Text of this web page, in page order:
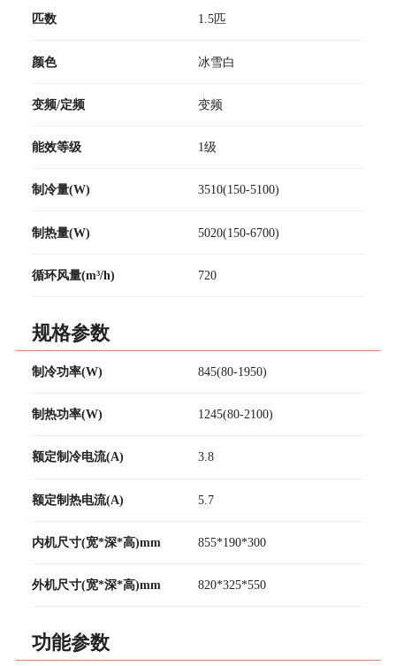
匹数 1.5匹
颜色 冰雪白
变频/定频 变频
能效等级 1级
制冷量(W) 3510(150-5100)
制热量(W) 5020(150-6700)
循环风量(m³/h) 720
规格参数
制冷功率(W) 845(80-1950)
制热功率(W) 1245(80-2100)
额定制冷电流(A) 3.8
额定制热电流(A) 5.7
内机尺寸(宽*深*高)mm 855*190*300
外机尺寸(宽*深*高)mm 820*325*550
功能参数